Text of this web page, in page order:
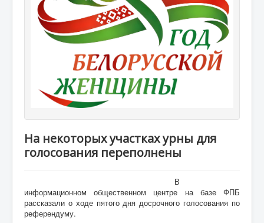
На некоторых участках урны для
голосования переполнены
В
информационном общественном центре на базе ФПБ
рассказали о ходе пятого дня досрочного голосования по
референдуму.